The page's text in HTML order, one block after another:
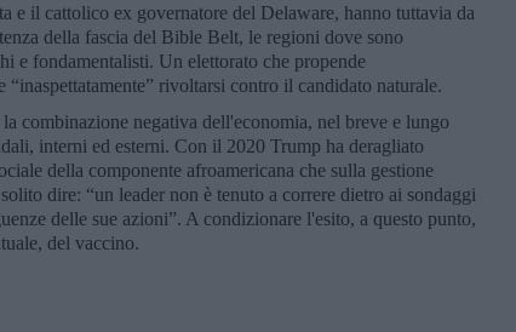
e il cattolico ex governatore del Delaware, hanno tuttavia da
della fascia del Bible Belt, le regioni dove sono
e fondamentalisti. Un elettorato che propende
“inaspettatamente” rivoltarsi contro il candidato naturale.
combinazione negativa dell'economia, nel breve e lungo
interni ed esterni. Con il 2020 Trump ha deragliato
della componente afroamericana che sulla gestione
dire: “un leader non è tenuto a correre dietro ai sondaggi
delle sue azioni”. A condizionare l'esito, a questo punto,
del vaccino.